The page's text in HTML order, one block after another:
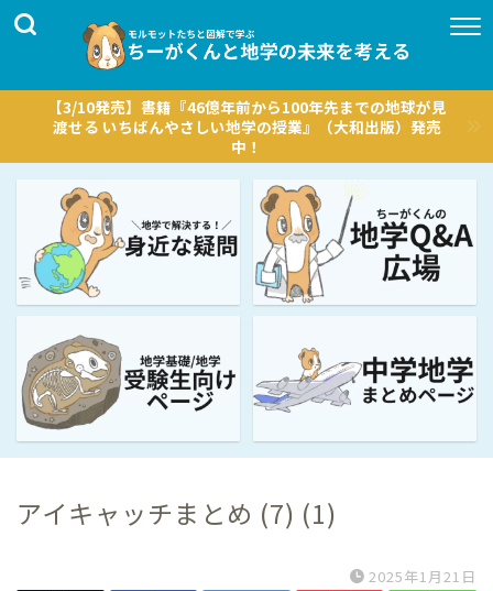
【3/10発売】書籍『46億年前から100年先までの地球が見
渡せる いちばんやさしい地学の授業』（大和出版）発売
中！
アイキャッチまとめ (7) (1)
2025年1月21日